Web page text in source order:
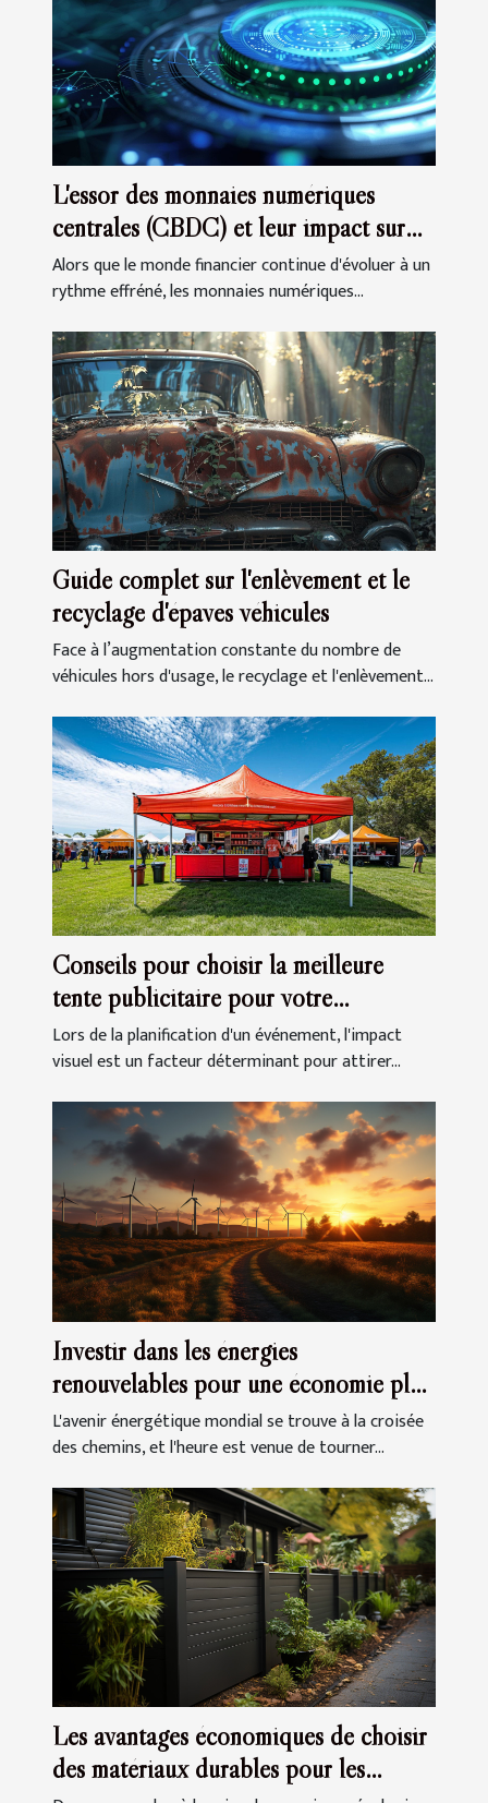
L'essor des monnaies numériques
centrales (CBDC) et leur impact sur
l'économie globale
Alors que le monde financier continue d'évoluer à un
rythme effréné, les monnaies numériques...
Guide complet sur l'enlèvement et le
recyclage d'épaves véhicules
Face à l’augmentation constante du nombre de
véhicules hors d'usage, le recyclage et l'enlèvement...
Conseils pour choisir la meilleure
tente publicitaire pour votre
événement
Lors de la planification d'un événement, l'impact
visuel est un facteur déterminant pour attirer...
Investir dans les énergies
renouvelables pour une économie plus
autonome
L'avenir énergétique mondial se trouve à la croisée
des chemins, et l'heure est venue de tourner...
Les avantages économiques de choisir
des matériaux durables pour les